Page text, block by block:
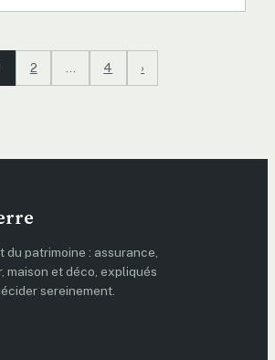
2 4 ›
du patrimoine : assurance,
maison et déco, expliqués
sereinement.